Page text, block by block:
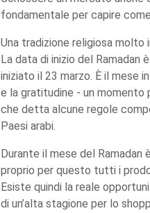
fondamentale per capire
Una tradizione religiosa molto
La data di inizio del Ramadan
iniziato il 23 marzo. È il mese
e la gratitudine - un momento
che detta alcune regole
Paesi arabi.
Durante il mese del
proprio per questo tutti i
Esiste quindi la reale
di un’alta stagione per lo